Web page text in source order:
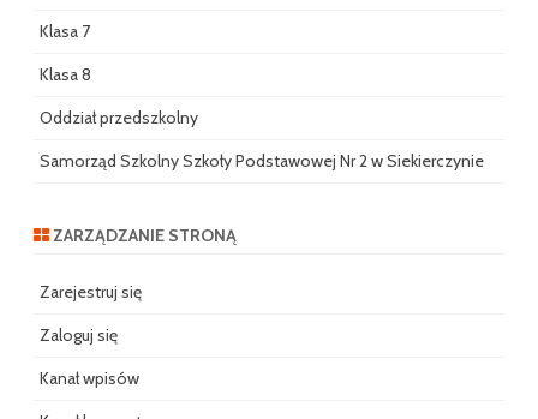
Klasa 7
Klasa 8
Oddział przedszkolny
Samorząd Szkolny Szkoły Podstawowej Nr 2 w Siekierczynie
ZARZĄDZANIE STRONĄ
Zarejestruj się
Zaloguj się
Kanał wpisów